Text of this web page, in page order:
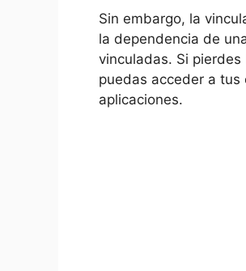
Sin embargo, la
la dependencia de
vinculadas. Si
puedas acceder a
aplicaciones.